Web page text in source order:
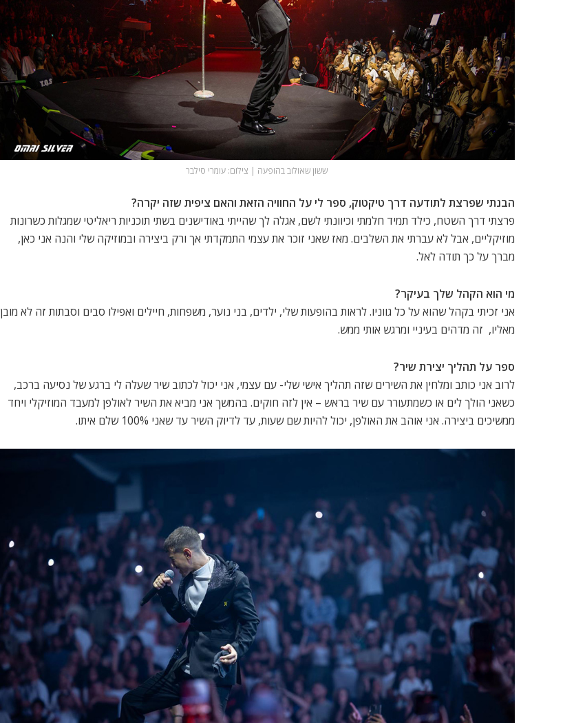
ששון שאולוב בהופעה | צילום: עומרי סילבר
הבנתי שפרצת לתודעה דרך טיקטוק, ספר לי על החוויה הזאת והאם ציפית שזה יקרה?
פרצתי דרך השטח, כילד תמיד חלמתי וכיוונתי לשם, אגלה לך שהייתי באודישנים בשתי תוכניות ריאליטי שמגלות כשרונות
מוזיקליים, אבל לא עברתי את השלבים. מאז שאני זוכר את עצמי התמקדתי אך ורק ביצירה ובמוזיקה שלי והנה אני כאן,
מברך על כך תודה לאל.
מי הוא הקהל שלך בעיקר?
אני זכיתי בקהל שהוא על כל גווניו. לראות בהופעות שלי, ילדים, בני נוער, משפחות, חיילים ואפילו סבים וסבתות זה לא מובן
מאליו, זה מדהים בעיניי ומרגש אותי ממש.
ספר על תהליך יצירת שיר?
לרוב אני כותב ומלחין את השירים שזה תהליך אישי שלי- עם עצמי, אני יכול לכתוב שיר שעלה לי ברגע של נסיעה ברכב,
כשאני הולך לים או כשמתעורר עם שיר בראש – אין לזה חוקים. בהמשך אני מביא את השיר לאולפן למעבד המוזיקלי ויחד
ממשיכים ביצירה. אני אוהב את האולפן, יכול להיות שם שעות, עד לדיוק השיר עד שאני 100% שלם איתו.